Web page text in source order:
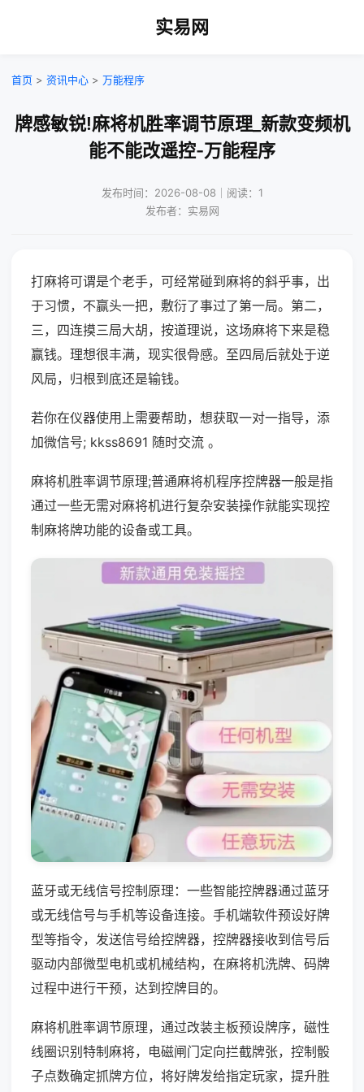
实易网
首页 > 资讯中心 > 万能程序
牌感敏锐!麻将机胜率调节原理_新款变频机
能不能改遥控-万能程序
发布时间：2026-08-08｜阅读：1
发布者：实易网
打麻将可谓是个老手，可经常碰到麻将的斜乎事，出
于习惯，不赢头一把，敷衍了事过了第一局。第二，
三，四连摸三局大胡，按道理说，这场麻将下来是稳
赢钱。理想很丰满，现实很骨感。至四局后就处于逆
风局，归根到底还是输钱。
若你在仪器使用上需要帮助，想获取一对一指导，添
加微信号; kkss8691 随时交流 。
麻将机胜率调节原理;普通麻将机程序控牌器一般是指
通过一些无需对麻将机进行复杂安装操作就能实现控
制麻将牌功能的设备或工具。
蓝牙或无线信号控制原理：一些智能控牌器通过蓝牙
或无线信号与手机等设备连接。手机端软件预设好牌
型等指令，发送信号给控牌器，控牌器接收到信号后
驱动内部微型电机或机械结构，在麻将机洗牌、码牌
过程中进行干预，达到控牌目的。
麻将机胜率调节原理，通过改装主板预设牌序，磁性
线圈识别特制麻将，电磁闸门定向拦截牌张，控制骰
子点数确定抓牌方位，将好牌发给指定玩家，提升胜